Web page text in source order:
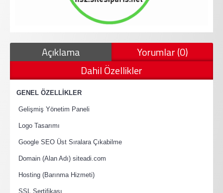
Açıklama
Yorumlar (0)
Dahil Özellikler
GENEL ÖZELLİKLER
Gelişmiş Yönetim Paneli
Logo Tasarımı
Google SEO Üst Sıralara Çıkabilme
Domain (Alan Adı) siteadi.com
Hosting (Barınma Hizmeti)
SSL Sertifikası